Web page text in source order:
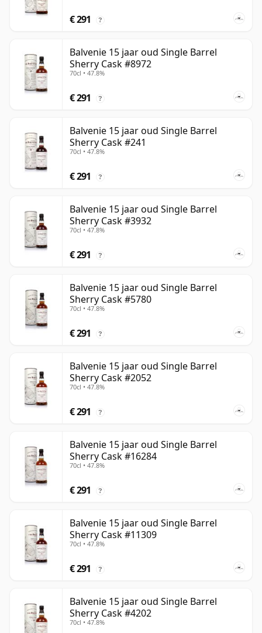
€ 291 ?
Balvenie 15 jaar oud Single Barrel
Sherry Cask #8972
70cl • 47.8%
€ 291 ?
Balvenie 15 jaar oud Single Barrel
Sherry Cask #241
70cl • 47.8%
€ 291 ?
Balvenie 15 jaar oud Single Barrel
Sherry Cask #3932
70cl • 47.8%
€ 291 ?
Balvenie 15 jaar oud Single Barrel
Sherry Cask #5780
70cl • 47.8%
€ 291 ?
Balvenie 15 jaar oud Single Barrel
Sherry Cask #2052
70cl • 47.8%
€ 291 ?
Balvenie 15 jaar oud Single Barrel
Sherry Cask #16284
70cl • 47.8%
€ 291 ?
Balvenie 15 jaar oud Single Barrel
Sherry Cask #11309
70cl • 47.8%
€ 291 ?
Balvenie 15 jaar oud Single Barrel
Sherry Cask #4202
70cl • 47.8%